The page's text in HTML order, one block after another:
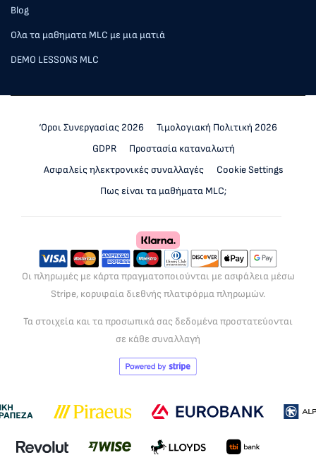
Blog
Ολα τα μαθηματα MLC με μια ματιά
DEMO LESSONS MLC
‘Οροι Συνεργασίας 2026
Τιμολογιακή Πολιτική 2026
GDPR
Προστασία καταναλωτή
Ασφαλείς ηλεκτρονικές συναλλαγές
Cookie Settings
Πως είναι τα μαθήματα MLC;
Οι πληρωμές με κάρτα πραγματοποιούνται με ασφάλεια μέσω
Stripe, κορυφαία διεθνής πλατφόρμα πληρωμών.
Τα στοιχεία και τα προσωπικά σας δεδομένα προστατεύονται
σε κάθε συναλλαγή